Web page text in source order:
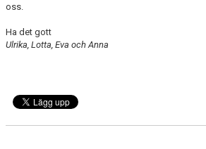
oss.
Ha det gott
Ulrika, Lotta, Eva och Anna